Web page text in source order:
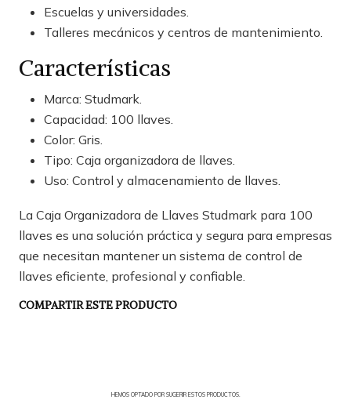
Escuelas y universidades.
Talleres mecánicos y centros de mantenimiento.
Características
Marca: Studmark.
Capacidad: 100 llaves.
Color: Gris.
Tipo: Caja organizadora de llaves.
Uso: Control y almacenamiento de llaves.
La Caja Organizadora de Llaves Studmark para 100
llaves es una solución práctica y segura para empresas
que necesitan mantener un sistema de control de
llaves eficiente, profesional y confiable.
COMPARTIR ESTE PRODUCTO
HEMOS OPTADO POR SUGERIR ESTOS PRODUCTOS.